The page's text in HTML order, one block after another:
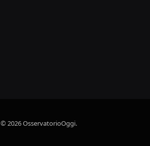
© 2026 OsservatorioOggi.